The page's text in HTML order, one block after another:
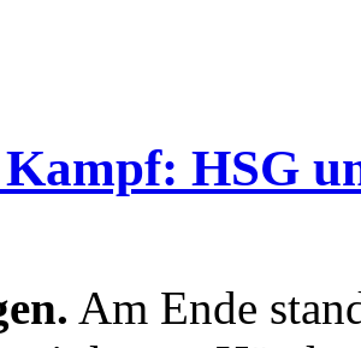
HSG
Am Ende